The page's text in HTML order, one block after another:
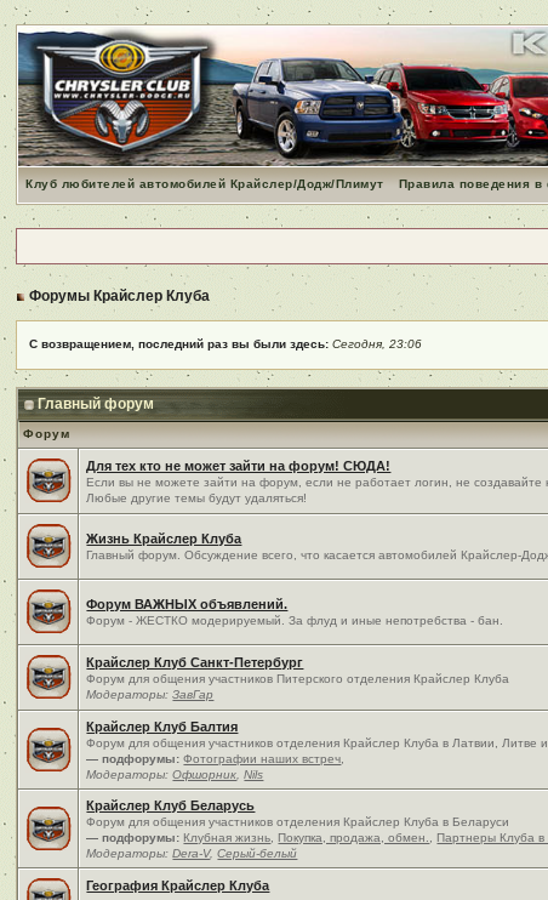
Клуб любителей автомобилей Крайслер/Додж/Плимут Правила поведения в
Форумы Крайслер Клуба
С возвращением, последний раз вы были здесь:Сегодня, 23:06
Главный форум
Форум
Для тех кто не может зайти на форум! СЮДА!
Если вы не можете зайти на форум, если не работает логин, не
Любые другие темы будут удаляться!
Жизнь Крайслер Клуба
Главный форум. Обсуждение всего, что касается автомобилей Крайслер-
Форум ВАЖНЫХ объявлений.
Форум - ЖЕСТКО модерируемый. За флуд и иные непотребства - бан.
Крайслер Клуб Санкт-Петербург
Форум для общения участников Питерского отделения Крайслер Клуба
Модераторы:ЗавГар
Крайслер Клуб Балтия
Форум для общения участников отделения Крайслер Клуба в Латвии, Литве
— подфорумы: Фотографии наших встреч
Модераторы:Офшорник ,Nils
Крайслер Клуб Беларусь
Форум для общения участников отделения Крайслер Клуба в Беларуси
— подфорумы: Клубная жизнь Покупка, продажа, обмен. Партнеры Клуба в
Модераторы:Dera-V,Серый-белый
География Крайслер Клуба